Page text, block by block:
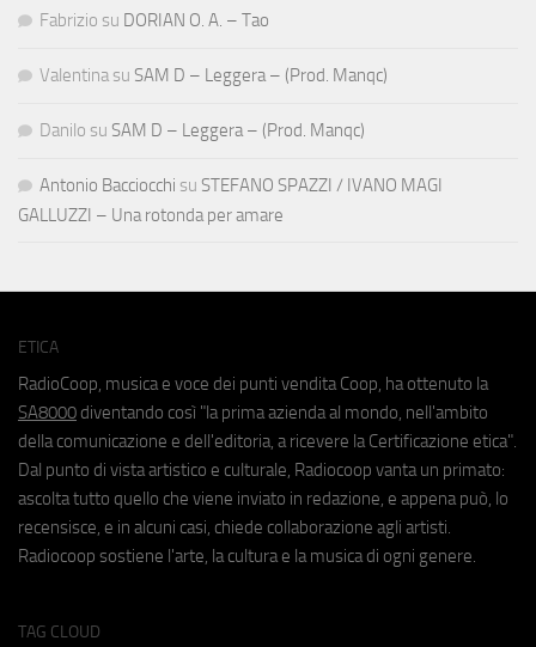
Fabrizio su DORIAN O. A. – Tao
Valentina su SAM D – Leggera – (Prod. Manqc)
Danilo su SAM D – Leggera – (Prod. Manqc)
Antonio Bacciocchi su STEFANO SPAZZI / IVANO MAGI
GALLUZZI – Una rotonda per amare
ETICA
RadioCoop, musica e voce dei punti vendita Coop, ha ottenuto la
SA8000 diventando così "la prima azienda al mondo, nell'ambito
della comunicazione e dell'editoria, a ricevere la Certificazione etica".
Dal punto di vista artistico e culturale, Radiocoop vanta un primato:
ascolta tutto quello che viene inviato in redazione, e appena può, lo
recensisce, e in alcuni casi, chiede collaborazione agli artisti.
Radiocoop sostiene l'arte, la cultura e la musica di ogni genere.
TAG CLOUD